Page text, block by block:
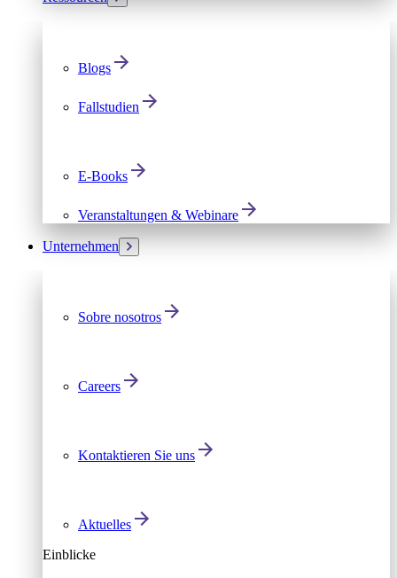
Blogs
Fallstudien
E-Books
Veranstaltungen & Webinare
Unternehmen
Sobre nosotros
Careers
Kontaktieren Sie uns
Aktuelles
Einblicke